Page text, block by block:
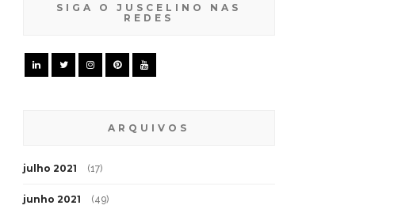
SIGA O JUSCELINO NAS
REDES
ARQUIVOS
julho 2021 (17)
junho 2021 (49)